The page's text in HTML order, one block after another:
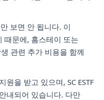
보면 안 됩니다. 이
때문에, 홈스테이 또는
관련 추가 비용을 함께
원을 받고 있으며, SC ESTF
내되어 있습니다. 다만